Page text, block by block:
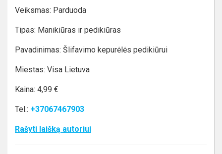
Veiksmas: Parduoda
Tipas: Manikiūras ir pedikiūras
Pavadinimas: Šlifavimo kepurėlės pedikiūrui
Miestas: Visa Lietuva
Kaina: 4,99 €
Tel.: +37067467903
Rašyti laišką autoriui